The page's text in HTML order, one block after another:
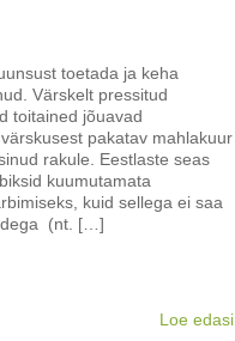
toetada ja keha
Värskelt pressitud
toitained jõuavad
pakatav mahlakuur
rakule. Eestlaste seas
kuumutamata
kuid sellega ei saa
(nt. […]
Loe edasi